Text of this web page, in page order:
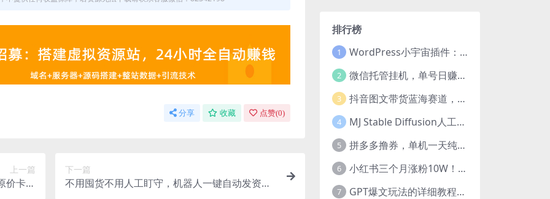
分享 收藏 点赞(0)
上一篇
价卡活
下一篇
不用囤货不用人工盯守，机器人一键自动发资
排行榜
1 WordPress小宇宙插件：为站长量身打造的网站性能与SEO优化插件
2 微信托管挂机，单号日赚50-80，项目操作简单（附无限注册实名微信号教程）
3 抖音图文带货蓝海赛道，每天只花2小时，小白轻松过万
4 MJ Stable Diffusion人工智能绘画与设计-第6期AIGC课程（35节）
5 拼多多撸券，单机一天纯利润480，下半年收益更高，不限设备，不限IP。
6 小红书三个月涨粉10W！AI英语视频0成本制作，每天轻松日入2000+
7 GPT爆文玩法的详细教程，今日头条原创文章玩法实操讲解，简单操作月入5000